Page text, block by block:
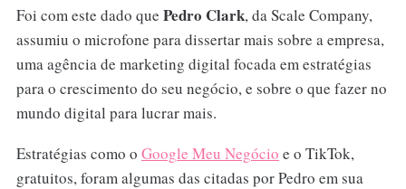
Foi com este dado que Pedro Clark, da Scale Company,
assumiu o microfone para dissertar mais sobre a empresa,
uma agência de marketing digital focada em estratégias
para o crescimento do seu negócio, e sobre o que fazer no
mundo digital para lucrar mais.
Estratégias como o Google Meu Negócio e o TikTok,
gratuitos, foram algumas das citadas por Pedro em sua